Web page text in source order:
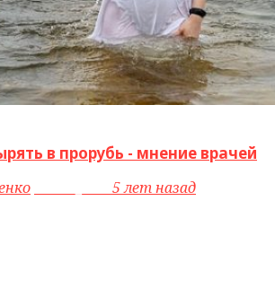
в прорубь - мнение врачей
5 лет назад